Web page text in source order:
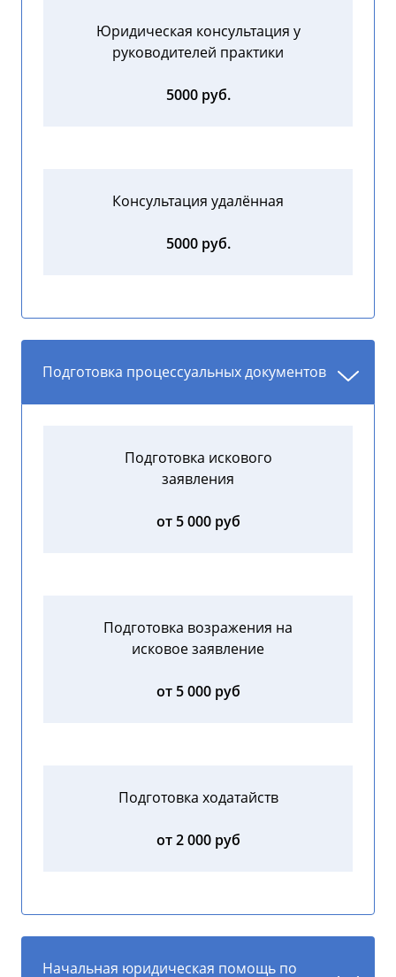
Юридическая консультация у
руководителей практики
5000 руб.
Консультация удалённая
5000 руб.
Подготовка процессуальных документов
Подготовка искового
заявления
от 5 000 руб
Подготовка возражения на
исковое заявление
от 5 000 руб
Подготовка ходатайств
от 2 000 руб
Начальная юридическая помощь по